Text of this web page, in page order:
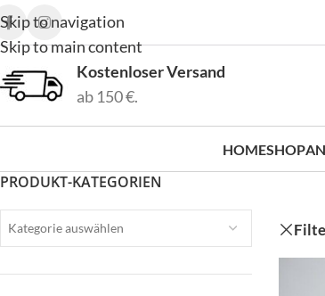
Skip to navigation
Skip to main content
Kostenloser Versand
ab 150 €.
HOMESHOP
PRODUKT-KATEGORIEN
Kategorie auswählen